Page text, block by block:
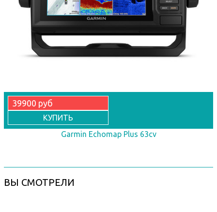
39900 руб
КУПИТЬ
Garmin Echomap Plus 63cv
ВЫ СМОТРЕЛИ